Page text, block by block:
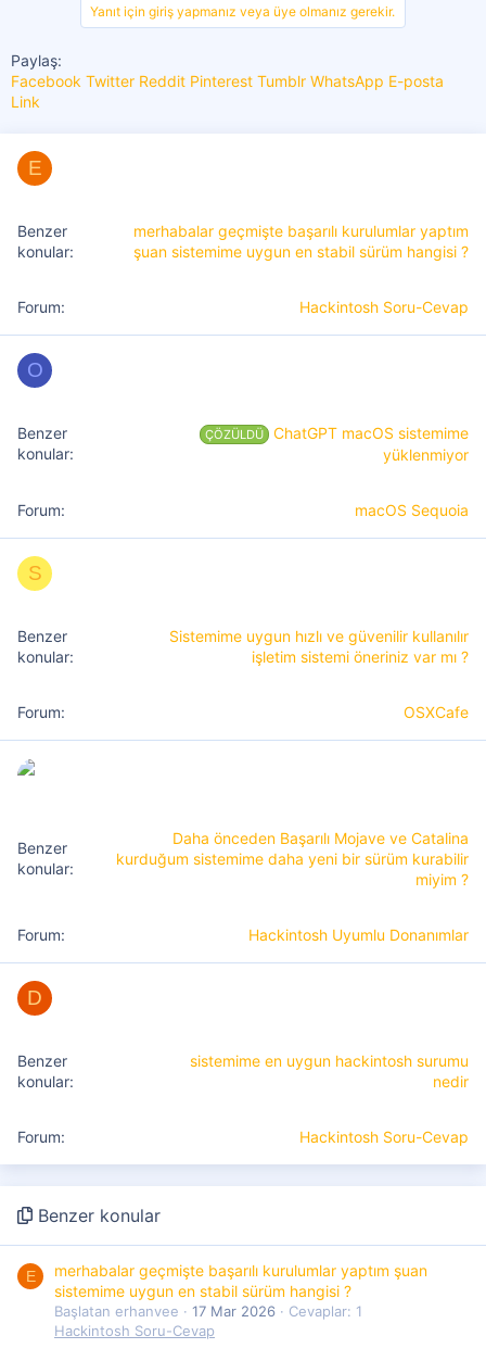
Yanıt için giriş yapmanız veya üye olmanız gerekir.
Paylaş:
Facebook Twitter Reddit Pinterest Tumblr WhatsApp E-posta
Link
E
merhabalar geçmişte başarılı kurulumlar yaptım
şuan sistemime uygun en stabil sürüm hangisi ?
Hackintosh Soru-Cevap
O
ÇÖZÜLDÜ
ChatGPT macOS sistemime
yüklenmiyor
macOS Sequoia
S
Sistemime uygun hızlı ve güvenilir kullanılır
işletim sistemi öneriniz var mı ?
OSXCafe
Daha önceden Başarılı Mojave ve Catalina
kurduğum sistemime daha yeni bir sürüm kurabilir
miyim ?
Hackintosh Uyumlu Donanımlar
D
sistemime en uygun hackintosh surumu
nedir
Hackintosh Soru-Cevap
Benzer konular
E
merhabalar geçmişte başarılı kurulumlar yaptım şuan
sistemime uygun en stabil sürüm hangisi ?
Başlatan erhanvee 17 Mar 2026
Cevaplar: 1
Hackintosh Soru-Cevap